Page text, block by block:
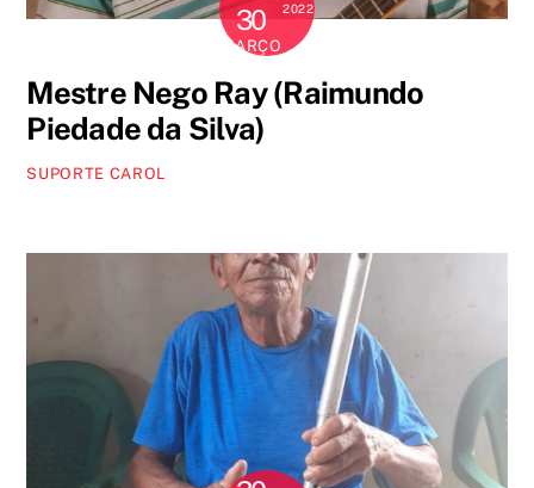
30
MARÇO
2022
Mestre Nego Ray (Raimundo
Piedade da Silva)
SUPORTE CAROL